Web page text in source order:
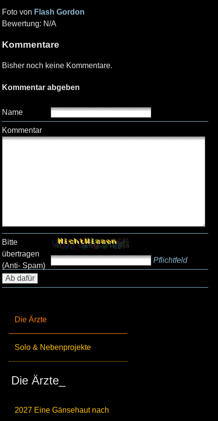
Die Ärzte
Solo & Nebenprojekte
Die Ärzte_
2027 Eine Gänsehaut nach
Foto von Flash Gordon
Bewertung: N/A
Kommentare
Bisher noch keine Kommentare.
Kommentar abgeben
Name
Kommentar
Bitte
übertragen
(Anti- Spam)
Pflichtfeld